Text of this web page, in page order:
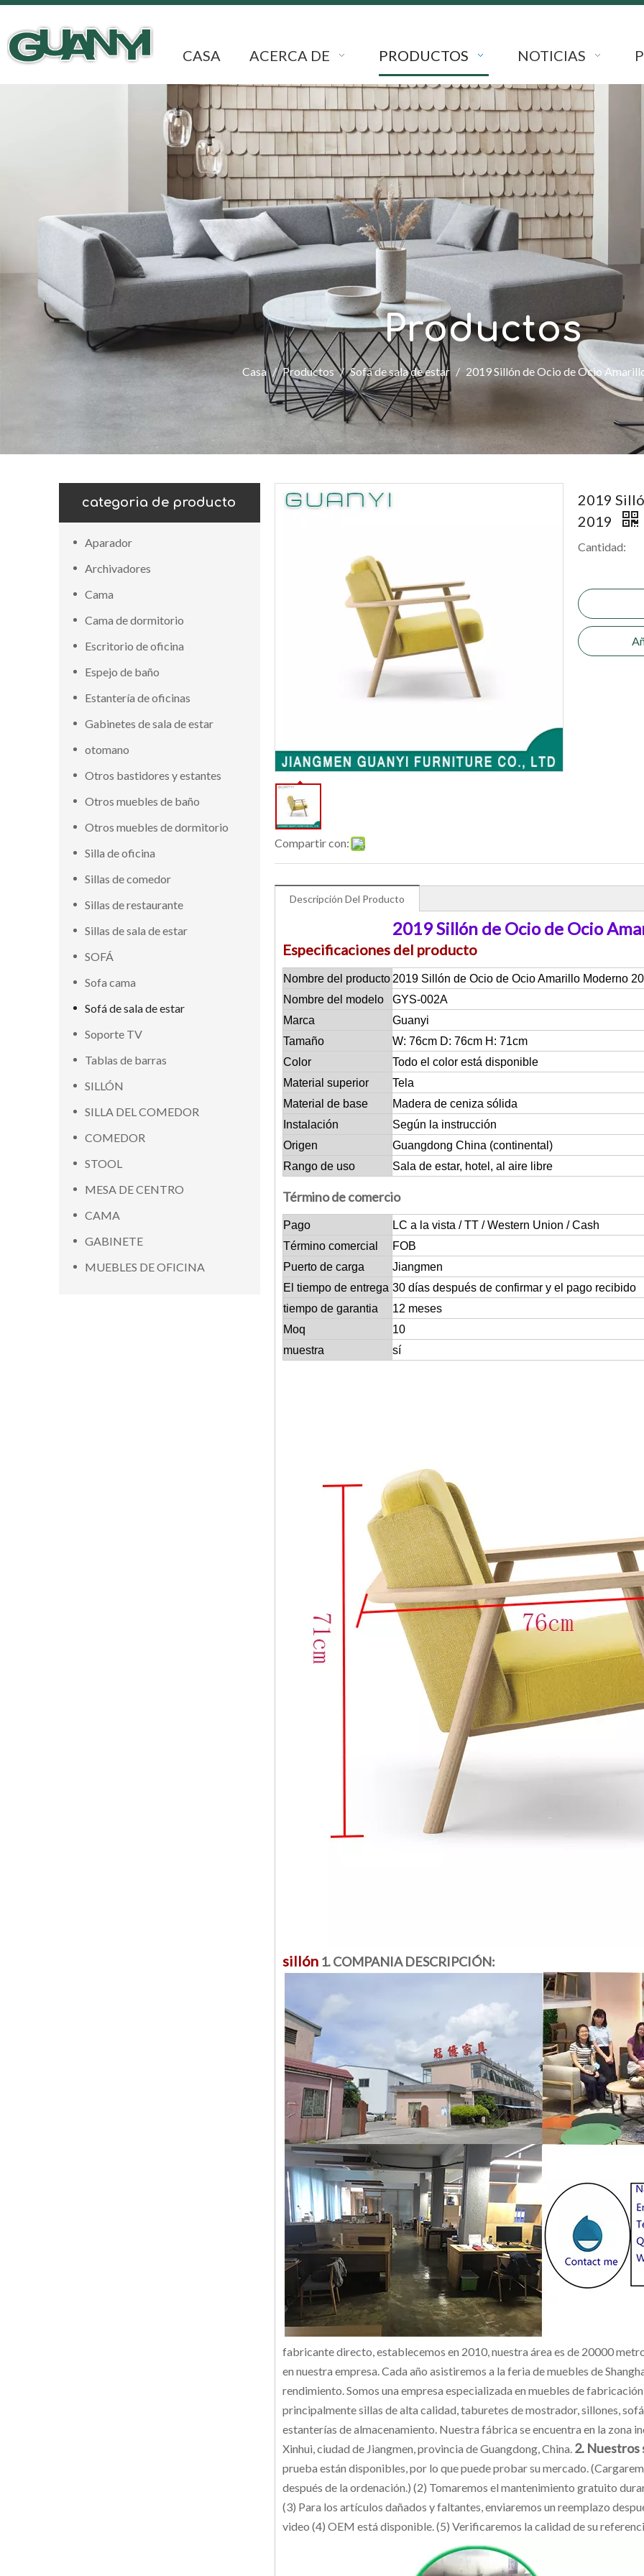
CASA ACERCA DE PRODUCTOS NOTICIAS
Productos
Casa / Productos / Sofá de sala de estar / 2019 Sillón de Ocio de Ocio
categoria de producto
Aparador
Archivadores
Cama
Cama de dormitorio
Escritorio de oficina
Espejo de baño
Estantería de oficinas
Gabinetes de sala de estar
otomano
Otros bastidores y estantes
Otros muebles de baño
Otros muebles de dormitorio
Silla de oficina
Sillas de comedor
Sillas de restaurante
Sillas de sala de estar
SOFÁ
Sofa cama
Sofá de sala de estar
Soporte TV
Tablas de barras
SILLÓN
SILLA DEL COMEDOR
COMEDOR
STOOL
MESA DE CENTRO
CAMA
GABINETE
MUEBLES DE OFICINA
Compartir con:
2019
2019
Cantidad:
Descripción Del Producto
2019 Sillón de Ocio de Ocio
Especificaciones del producto
Nombre del producto 2019 Sillón de Ocio de Ocio Amarillo Moderno
Nombre del modelo
GYS-002A
Marca
Guanyi
Tamaño
W: 76cm D: 76cm H: 71cm
Color
Todo el color está disponible
Material superior
Tela
Material de base
Madera de ceniza sólida
Instalación
Según la instrucción
Origen
Guangdong China (continental)
Rango de uso
Sala de estar, hotel, al aire libre
Término de comercio
Pago
LC a la vista / TT / Western Union / Cash
Término comercial
FOB
Puerto de carga
Jiangmen
El tiempo de entrega 30 días después de confirmar y el pago recibido
tiempo de garantia
12 meses
Moq
10
muestra
sí
sillón 1. COMPANIA DESCRIPCIÓN:
fabricante directo, establecemos en 2010, nuestra área es de 20000
en nuestra empresa. Cada año asistiremos a la feria de muebles de
rendimiento. Somos una empresa especializada en muebles de
principalmente sillas de alta calidad, taburetes de mostrador, sillones,
estanterías de almacenamiento. Nuestra fábrica se encuentra en la zona
Xinhui, ciudad de Jiangmen, provincia de Guangdong, China. 2. Nuestros
prueba están disponibles, por lo que puede probar su mercado.
después de la ordenación.) (2) Tomaremos el mantenimiento gratuito
(3) Para los artículos dañados y faltantes, enviaremos un reemplazo
video (4) OEM está disponible. (5) Verificaremos la calidad de su